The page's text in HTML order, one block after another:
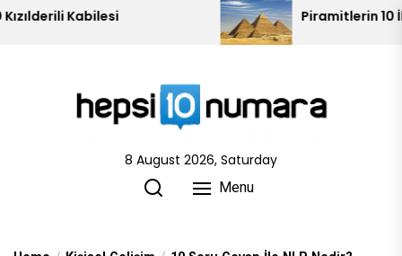
Skip
Piramitlerin 10 İlginç Sırrı
8 August 2026, Saturday
Menu